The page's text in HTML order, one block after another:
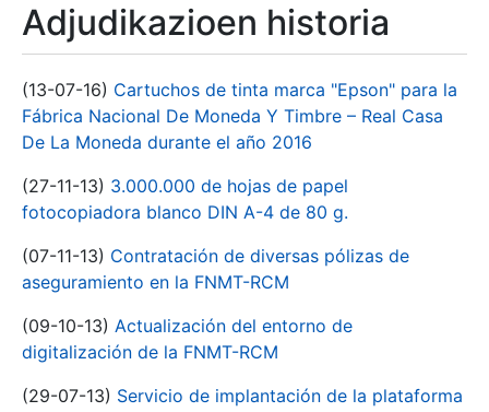
Adjudikazioen historia
(13-07-16) Cartuchos de tinta marca "Epson" para la
Fábrica Nacional De Moneda Y Timbre – Real Casa
De La Moneda durante el año 2016
(27-11-13) 3.000.000 de hojas de papel
fotocopiadora blanco DIN A-4 de 80 g.
(07-11-13) Contratación de diversas pólizas de
aseguramiento en la FNMT-RCM
(09-10-13) Actualización del entorno de
digitalización de la FNMT-RCM
(29-07-13) Servicio de implantación de la plataforma